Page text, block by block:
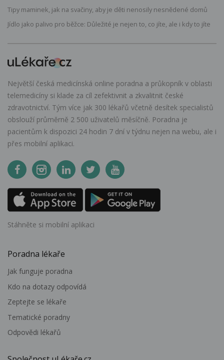
Tipy maminek, jak na svačiny, aby je děti nenosily nesnědené domů
Jídlo jako palivo pro běžce: Důležité je nejen to, co jíte, ale i kdy to jíte
Největší česká medicínská online poradna a průkopník v oblasti
telemedicíny si klade za cíl zefektivnit a zkvalitnit české
zdravotnictví. Tým více jak 300 lékařů včetně desítek specialistů
obslouží průměrně 2 500 uživatelů měsíčně. Poradna je
pacientům k dispozici 24 hodin 7 dní v týdnu nejen na webu, ale i
přes mobilní aplikaci.
Stáhněte si mobilní aplikaci
Poradna lékaře
Jak funguje poradna
Kdo na dotazy odpovídá
Zeptejte se lékaře
Tematické poradny
Odpovědi lékařů